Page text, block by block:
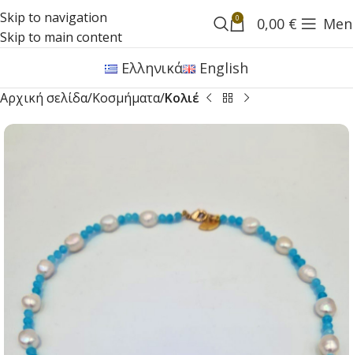
Skip to navigation
Skip to main content
0 0,00 €
Ελληνικά English
Αρχική σελίδα Κοσμήματα Κολιέ